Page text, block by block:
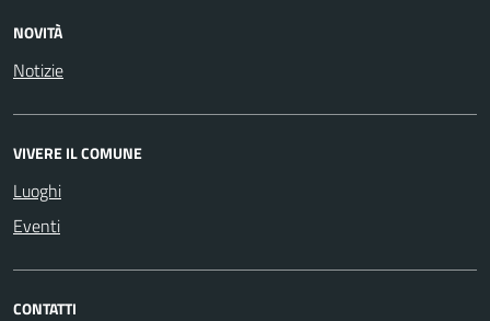
NOVITÀ
Notizie
VIVERE IL COMUNE
Luoghi
Eventi
CONTATTI